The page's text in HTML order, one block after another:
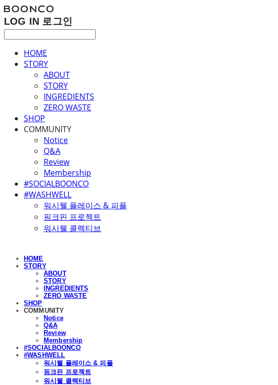
LOG IN 로그인
HOME
STORY
ABOUT
STORY
INGREDIENTS
ZERO WASTE
SHOP
COMMUNITY
Notice
Q&A
Review
Membership
#SOCIALBOONCO
#WASHWELL
워시웰 플레이스 & 피플
핑크핀 프로젝트
워시웰 콜렉티브
HOME
STORY
ABOUT
STORY
INGREDIENTS
ZERO WASTE
SHOP
COMMUNITY
Notice
Q&A
Review
Membership
#SOCIALBOONCO
#WASHWELL
워시웰 플레이스 & 피플
핑크핀 프로젝트
워시웰 콜렉티브